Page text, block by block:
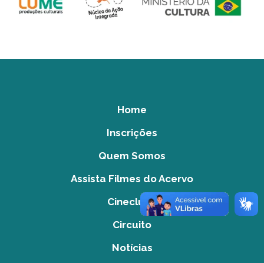
Home
Inscrições
Quem Somos
Assista Filmes do Acervo
Cineclube
Circuito
Notícias